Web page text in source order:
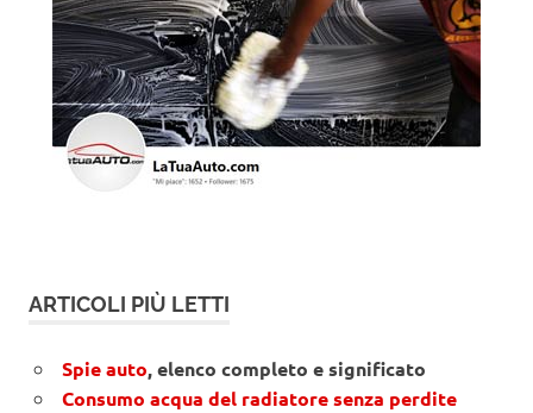
ARTICOLI PIÙ LETTI
Spie auto, elenco completo e significato
Consumo acqua del radiatore senza perdite